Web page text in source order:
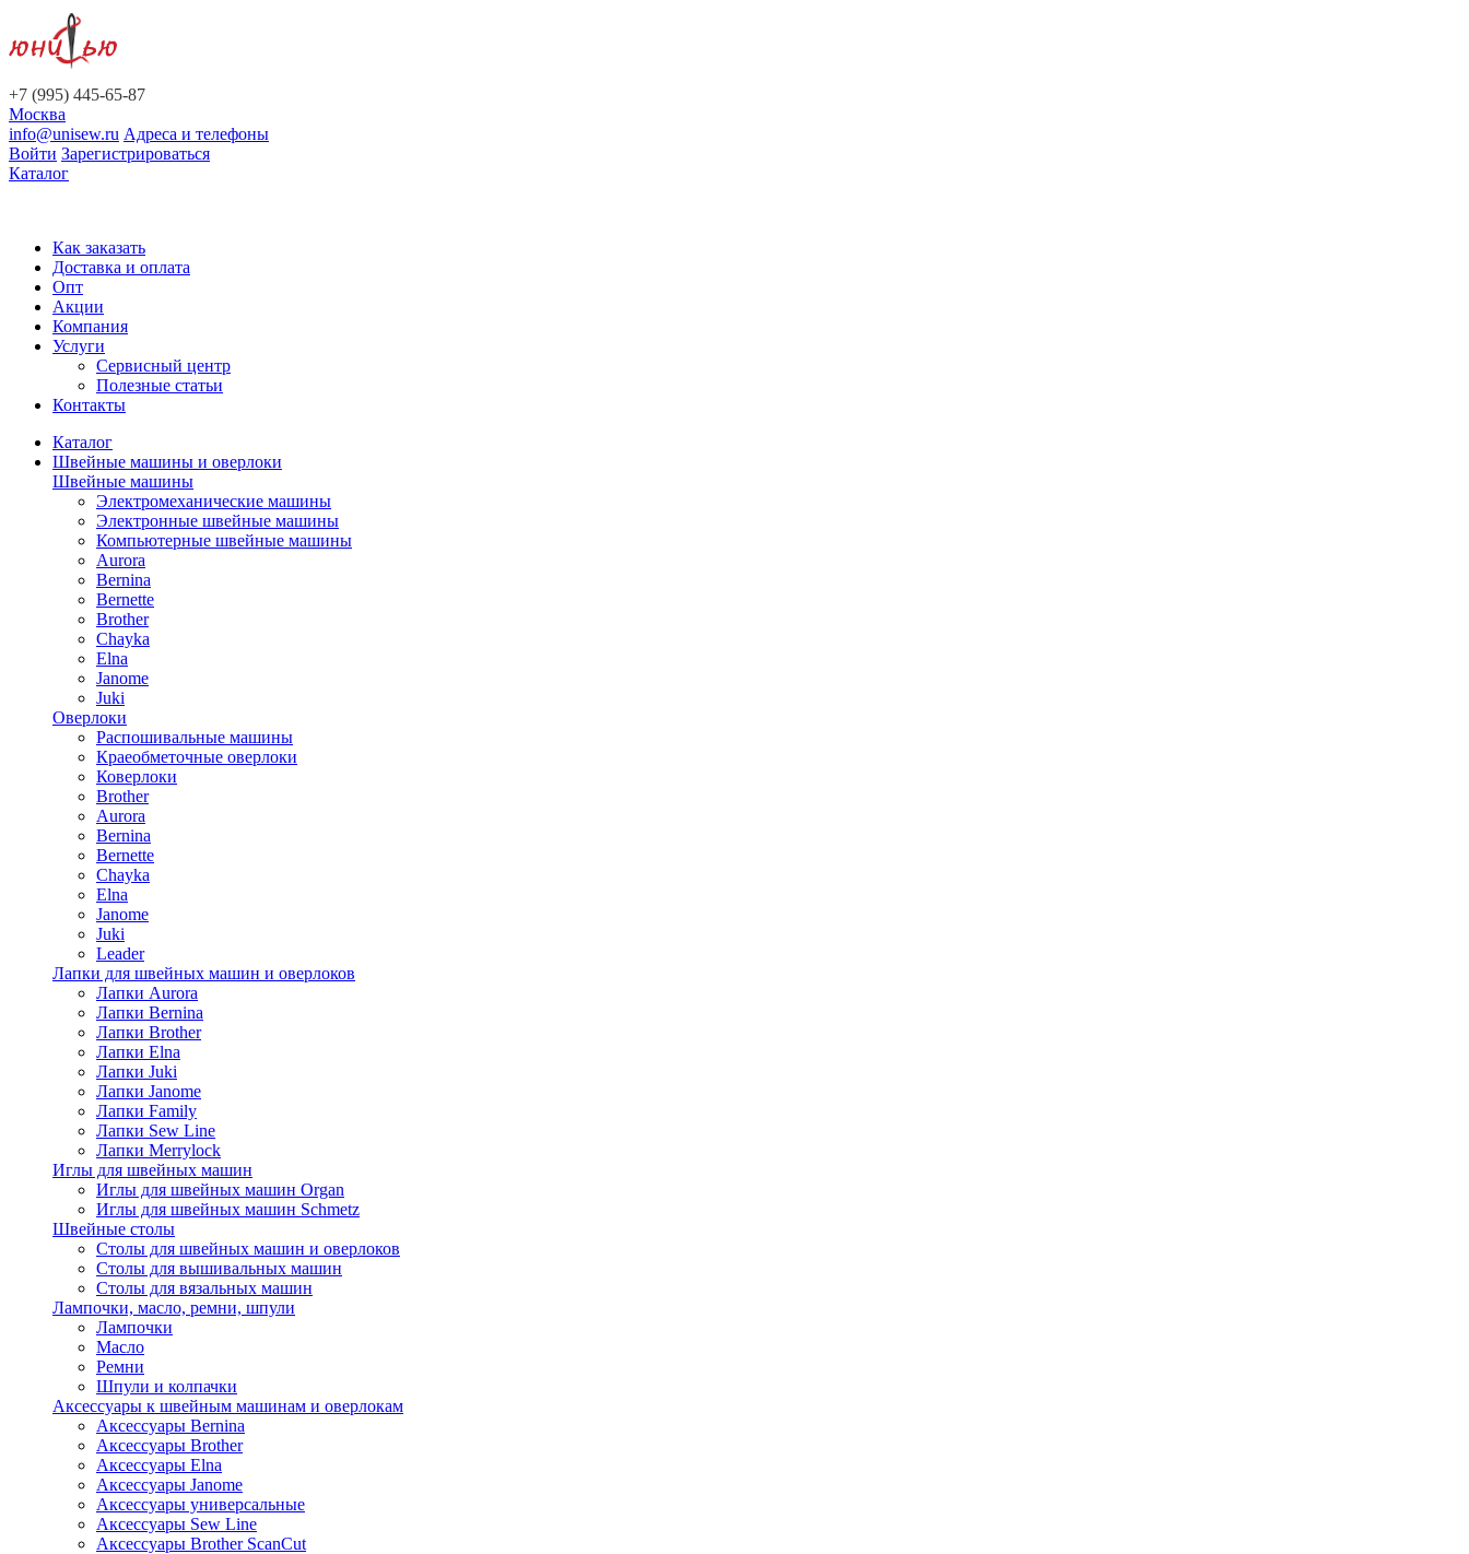
+7 (995) 445-65-87
Москва
info@unisew.ru Адреса и телефоны
Войти Зарегистрироваться
Каталог
Как заказать
Доставка и оплата
Опт
Акции
Компания
Услуги
Сервисный центр
Полезные статьи
Контакты
Каталог
Швейные машины и оверлоки
Швейные машины
Электромеханические машины
Электронные швейные машины
Компьютерные швейные машины
Aurora
Bernina
Bernette
Brother
Chayka
Elna
Janome
Juki
Оверлоки
Распошивальные машины
Краеобметочные оверлоки
Коверлоки
Brother
Aurora
Bernina
Bernette
Chayka
Elna
Janome
Juki
Leader
Лапки для швейных машин и оверлоков
Лапки Aurora
Лапки Bernina
Лапки Brother
Лапки Elna
Лапки Juki
Лапки Janome
Лапки Family
Лапки Sew Line
Лапки Merrylock
Иглы для швейных машин
Иглы для швейных машин Organ
Иглы для швейных машин Schmetz
Швейные столы
Столы для швейных машин и оверлоков
Столы для вышивальных машин
Столы для вязальных машин
Лампочки, масло, ремни, шпули
Лампочки
Масло
Ремни
Шпули и колпачки
Аксессуары к швейным машинам и оверлокам
Аксессуары Bernina
Аксессуары Brother
Аксессуары Elna
Аксессуары Janome
Аксессуары универсальные
Аксессуары Sew Line
Аксессуары Brother ScanCut